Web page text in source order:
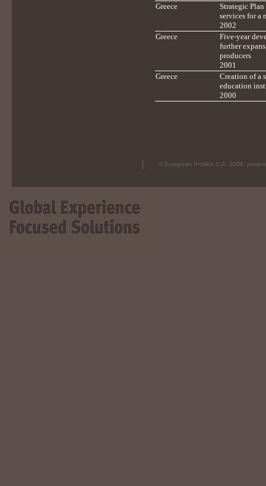
Greece
Strategic
services for a
2002
Greece
Five-year
further
producers
2001
Greece
Creation of a
education
2000
© European Profiles S.A. 2009,